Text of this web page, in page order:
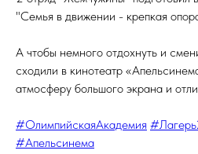
"Семья в движении - крепкая
А чтобы немного отдохнуть и
сходили в кинотеатр
атмосферу большого экрана и
#ОлимпийскаяАкадемия
#Апельсинема